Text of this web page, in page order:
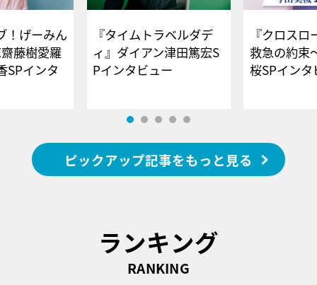
！げーみん
藤樹愛羅
SPインタ
『タイムトラベルダデ
ィ』ダイアン津田篤宏S
Pインタビュー
『クロス
救急の約束
桜SPイ
ピックアップ記事をもっと見る
ランキング
RANKING